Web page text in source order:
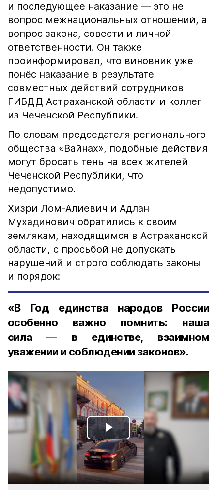
и последующее наказание — это не
вопрос межнациональных отношений, а
вопрос закона, совести и личной
ответственности. Он также
проинформировал, что виновник уже
понёс наказание в результате
совместных действий сотрудников
ГИБДД Астраханской области и коллег
из Чеченской Республики.
По словам председателя регионального
общества «Вайнах», подобные действия
могут бросать тень на всех жителей
Чеченской Республики, что
недопустимо.
Хизри Лом-Алиевич и Адлан
Мухадинович обратились к своим
землякам, находящимся в Астраханской
области, с просьбой не допускать
нарушений и строго соблюдать законы
и порядок:
«В Год единства народов России
особенно важно помнить: наша
сила — в единстве, взаимном
уважении и соблюдении законов».
Play
Video